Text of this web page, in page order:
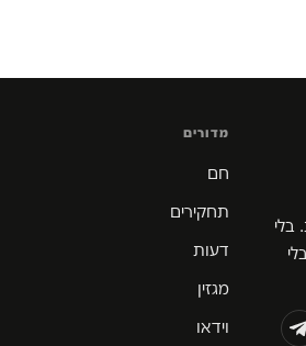
בלי
מדורים
חם
תחקירים
דעות
מגזין
וידאו